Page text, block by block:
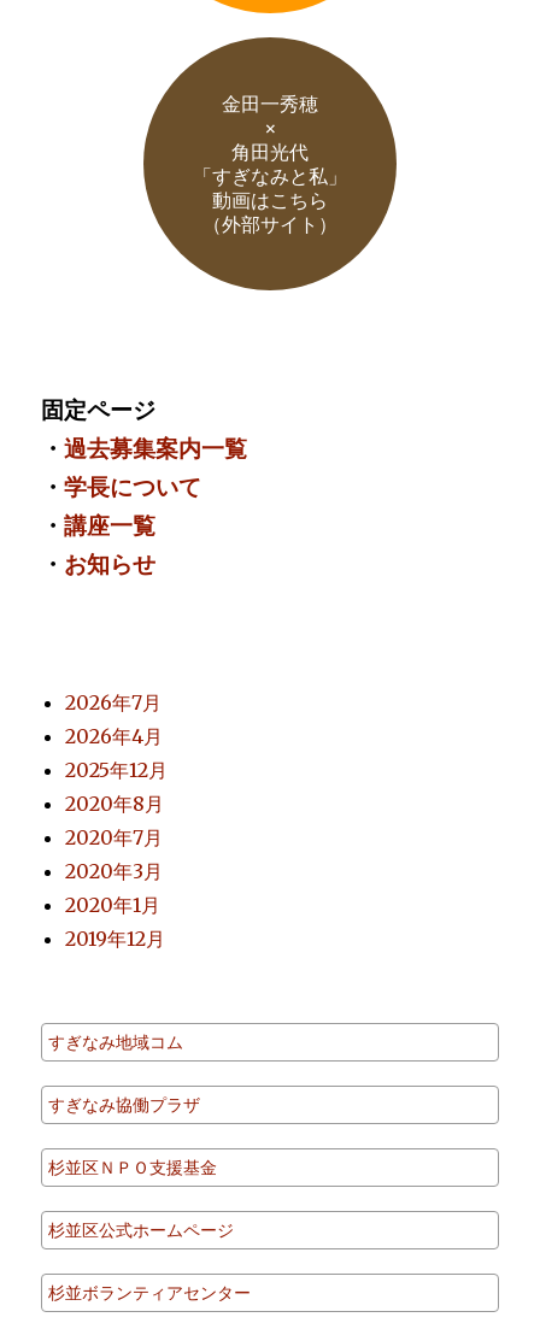
金田一秀穂
×
角田光代
「すぎなみと私」
動画はこちら
（外部サイト）
固定ページ
・過去募集案内一覧
・学長について
・講座一覧
・ お知らせ
2026年7月
2026年4月
2025年12月
2020年8月
2020年7月
2020年3月
2020年1月
2019年12月
すぎなみ地域コム
すぎなみ協働プラザ
杉並区ＮＰＯ支援基金
杉並区公式ホームページ
杉並ボランティアセンター